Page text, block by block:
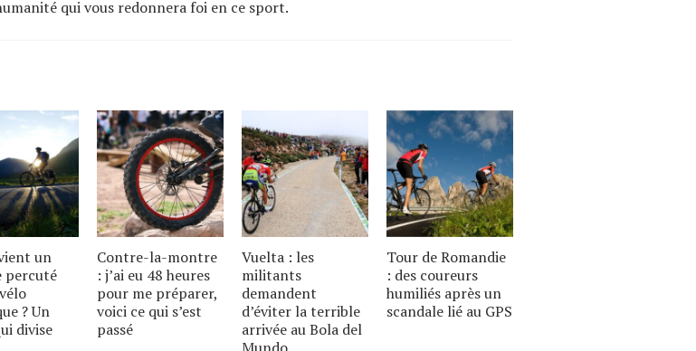
qui vous redonnera foi en ce sport.
un
percuté
? Un
divise
Contre-la-montre
: j’ai eu 48 heures
pour me préparer,
voici ce qui s’est
passé
Vuelta : les
militants
demandent
d’éviter la terrible
arrivée au Bola del
Tour de Romandie
: des coureurs
humiliés après un
scandale lié au GPS